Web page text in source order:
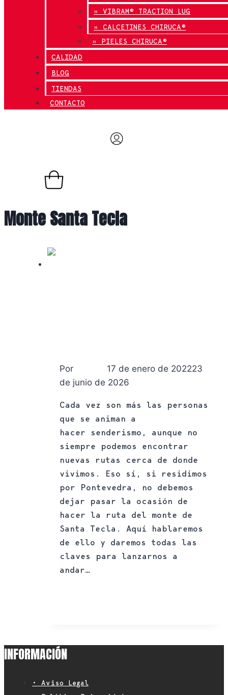
» VIBRAM® TRACTION LUG
» CALCETINES CHIRUCA®
» PIELES CHIRUCA®
CALIDAD
BLOG
TIENDAS
CONTACTO
Monte Santa Tecla
Por 17 de enero de 202223
de junio de 2026
Cada vez son más las personas
que se animan a
hacer senderismo, aunque no
siempre podemos encontrar
nuevas rutas cerca de donde
vivimos. Eso sí, si residimos
por Pontevedra, no debemos
dejar pasar la ocasión de
hacer la ruta del monte de
Santa Tecla. Aquí hablaremos
de ello y daremos todas las
claves para lanzarnos a
andar…
Tecla
INFORMACIÓN
• Aviso Legal